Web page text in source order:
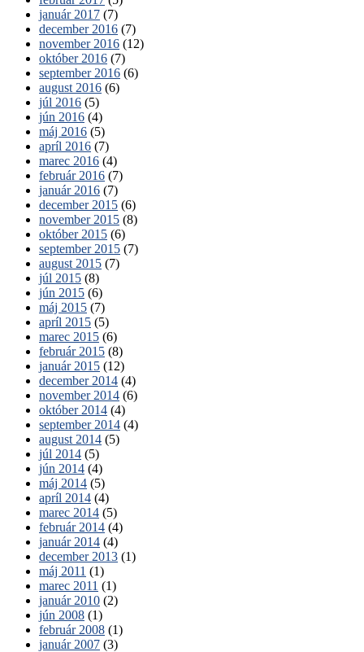
január 2017 (7)
december 2016 (7)
november 2016 (12)
október 2016 (7)
september 2016 (6)
august 2016 (6)
júl 2016 (5)
jún 2016 (4)
máj 2016 (5)
apríl 2016 (7)
marec 2016 (4)
február 2016 (7)
január 2016 (7)
december 2015 (6)
november 2015 (8)
október 2015 (6)
september 2015 (7)
august 2015 (7)
júl 2015 (8)
jún 2015 (6)
máj 2015 (7)
apríl 2015 (5)
marec 2015 (6)
február 2015 (8)
január 2015 (12)
december 2014 (4)
november 2014 (6)
október 2014 (4)
september 2014 (4)
august 2014 (5)
júl 2014 (5)
jún 2014 (4)
máj 2014 (5)
apríl 2014 (4)
marec 2014 (5)
február 2014 (4)
január 2014 (4)
december 2013 (1)
máj 2011 (1)
marec 2011 (1)
január 2010 (2)
jún 2008 (1)
február 2008 (1)
január 2007 (3)